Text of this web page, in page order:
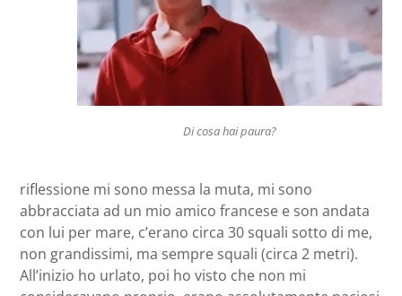
Di cosa hai paura?
riflessione mi sono messa la muta, mi sono
abbracciata ad un mio amico francese e son andata
con lui per mare, c’erano circa 30 squali sotto di me,
non grandissimi, ma sempre squali (circa 2 metri).
All’inizio ho urlato, poi ho visto che non mi